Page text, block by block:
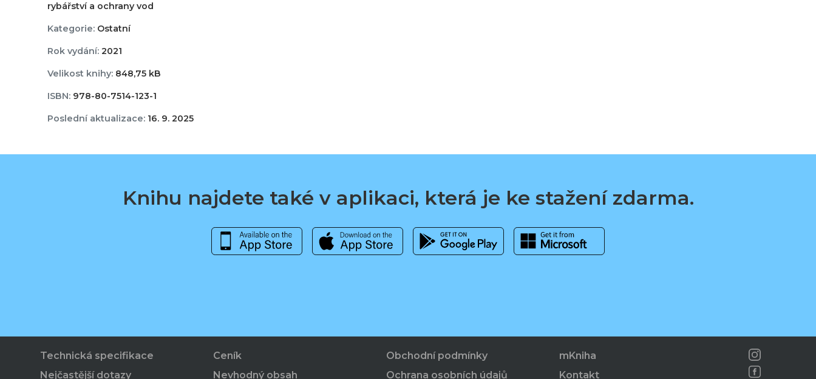
rybářství a ochrany vod
Kategorie:Ostatní
Rok vydání:2021
Velikost knihy:848,75 kB
ISBN:978-80-7514-123-1
Poslední aktualizace:16. 9. 2025
Knihu najdete také v aplikaci, která je ke stažení zdarma.
Technická specifikace
Nejčastější dotazy
Ceník
Nevhodný obsah
Obchodní podmínky
Ochrana osobních údajů
mKniha
Kontakt